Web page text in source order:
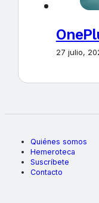
27 julio,
Quiénes somos
Hemeroteca
Suscríbete
Contacto